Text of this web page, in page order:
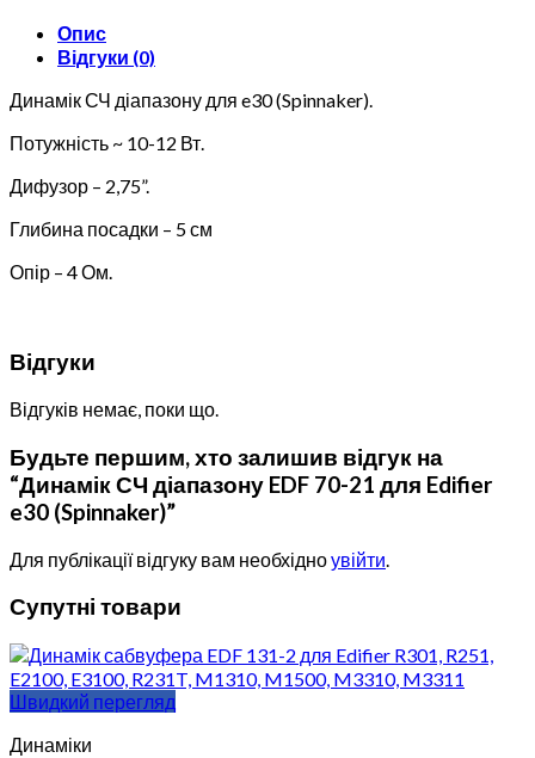
e30
(Spinnaker)
Опис
Відгуки (0)
Динамік СЧ діапазону для e30 (Spinnaker).
Потужність ~ 10-12 Вт.
Дифузор – 2,75”.
Глибина посадки – 5 см
Опір – 4 Ом.
Відгуки
Відгуків немає, поки що.
Будьте першим, хто залишив відгук на
“Динамік СЧ діапазону EDF 70-21 для Edifier
e30 (Spinnaker)”
Для публікації відгуку вам необхідноувійти
Супутні товари
Швидкий перегляд
Динаміки